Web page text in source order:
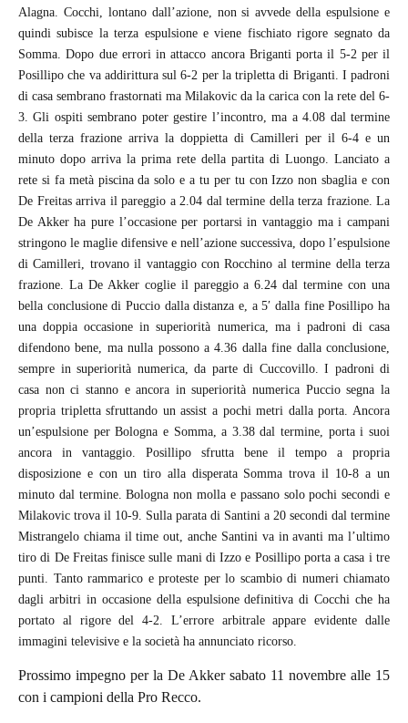
Alagna. Cocchi, lontano dall’azione, non si avvede della espulsione e
quindi subisce la terza espulsione e viene fischiato rigore segnato da
Somma. Dopo due errori in attacco ancora Briganti porta il 5-2 per il
Posillipo che va addirittura sul 6-2 per la tripletta di Briganti. I padroni
di casa sembrano frastornati ma Milakovic da la carica con la rete del 6-
3. Gli ospiti sembrano poter gestire l’incontro, ma a 4.08 dal termine
della terza frazione arriva la doppietta di Camilleri per il 6-4 e un
minuto dopo arriva la prima rete della partita di Luongo. Lanciato a
rete si fa metà piscina da solo e a tu per tu con Izzo non sbaglia e con
De Freitas arriva il pareggio a 2.04 dal termine della terza frazione. La
De Akker ha pure l’occasione per portarsi in vantaggio ma i campani
stringono le maglie difensive e nell’azione successiva, dopo l’espulsione
di Camilleri, trovano il vantaggio con Rocchino al termine della terza
frazione. La De Akker coglie il pareggio a 6.24 dal termine con una
bella conclusione di Puccio dalla distanza e, a 5′ dalla fine Posillipo ha
una doppia occasione in superiorità numerica, ma i padroni di casa
difendono bene, ma nulla possono a 4.36 dalla fine dalla conclusione,
sempre in superiorità numerica, da parte di Cuccovillo. I padroni di
casa non ci stanno e ancora in superiorità numerica Puccio segna la
propria tripletta sfruttando un assist a pochi metri dalla porta. Ancora
un’espulsione per Bologna e Somma, a 3.38 dal termine, porta i suoi
ancora in vantaggio. Posillipo sfrutta bene il tempo a propria
disposizione e con un tiro alla disperata Somma trova il 10-8 a un
minuto dal termine. Bologna non molla e passano solo pochi secondi e
Milakovic trova il 10-9. Sulla parata di Santini a 20 secondi dal termine
Mistrangelo chiama il time out, anche Santini va in avanti ma l’ultimo
tiro di De Freitas finisce sulle mani di Izzo e Posillipo porta a casa i tre
punti. Tanto rammarico e proteste per lo scambio di numeri chiamato
dagli arbitri in occasione della espulsione definitiva di Cocchi che ha
portato al rigore del 4-2. L’errore arbitrale appare evidente dalle
immagini televisive e la società ha annunciato ricorso.
Prossimo impegno per la De Akker sabato 11 novembre alle 15
con i campioni della Pro Recco.